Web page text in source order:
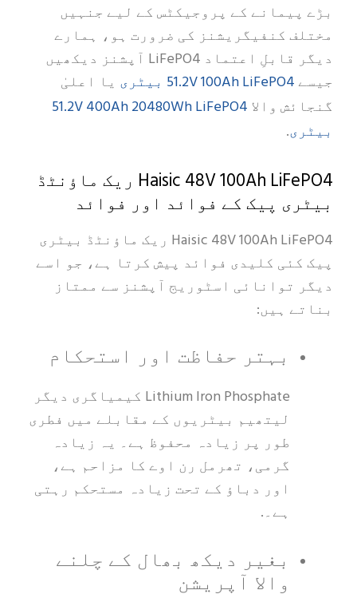
بڑے پیمانے کے پروجیکٹس کے لیے جنہیں
مختلف کنفیگریشنز کی ضرورت ہو، ہمارے
دیگر قابلِ اعتماد LiFePO4 آپشنز دیکھیں
جیسے 51.2V 100Ah LiFePO4 بیٹری
یا اعلیٰ
گنجائش والا 51.2V 400Ah 20480Wh LiFePO4
بیٹری.
Haisic 48V 100Ah LiFePO4 ریک ماؤنٹڈ
بیٹری پیک کے فوائد اور فوائد
Haisic 48V 100Ah LiFePO4 ریک ماؤنٹڈ بیٹری
پیک کئی کلیدی فوائد پیش کرتا ہے، جو اسے
دیگر توانائی اسٹوریج آپشنز سے ممتاز
بناتے ہیں:
بہتر حفاظت اور استحکام
Lithium Iron Phosphate کیمیاگری دیگر
لیتھیم بیٹریوں کے مقابلے میں فطری
طور پر زیادہ محفوظ ہے۔ یہ زیادہ
گرمی، تھرمل رن اوے کا مزاحم ہے،
اور دباؤ کے تحت زیادہ مستحکم رہتی
ہے۔.
بغیر دیکھ بھال کے چلنے
والا آپریشن